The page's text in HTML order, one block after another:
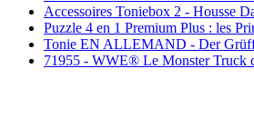
Accessoires Toniebox 2 - Housse
Puzzle 4 en 1 Premium Plus : les
Tonie EN ALLEMAND - Der
71955 - WWE® Le Monster Truck